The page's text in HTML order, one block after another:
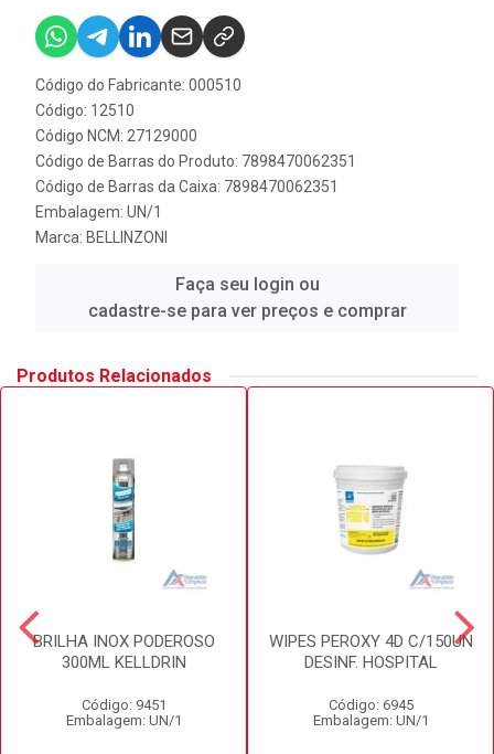
Código do Fabricante: 000510
Código: 12510
Código NCM: 27129000
Código de Barras do Produto: 7898470062351
Código de Barras da Caixa: 7898470062351
Embalagem: UN/1
Marca: BELLINZONI
Faça seu login ou
cadastre-se para ver preços e comprar
Produtos Relacionados
BRILHA INOX PODEROSO
300ML KELLDRIN
Código: 9451
Embalagem: UN/1
WIPES PEROXY 4D C/150UN
DESINF. HOSPITAL
Código: 6945
Embalagem: UN/1